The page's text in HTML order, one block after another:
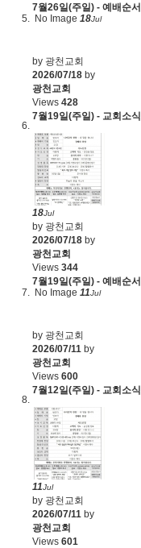
7월26일(주일) - 예배순서
No Image 18Jul
by 광천교회
2026/07/18 by
광천교회
Views 428
7월19일(주일) - 교회소식
18Jul
by 광천교회
2026/07/18 by
광천교회
Views 344
7월19일(주일) - 예배순서
No Image 11Jul
by 광천교회
2026/07/11 by
광천교회
Views 600
7월12일(주일) - 교회소식
11Jul
by 광천교회
2026/07/11 by
광천교회
Views 601